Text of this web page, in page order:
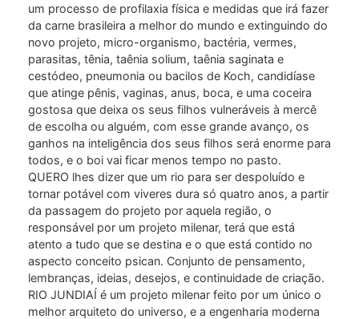
um processo de profilaxia física e medidas que irá fazer
da carne brasileira a melhor do mundo e extinguindo do
novo projeto, micro-organismo, bactéria, vermes,
parasitas, tênia, taênia solium, taênia saginata e
cestódeo, pneumonia ou bacilos de Koch, candidíase
que atinge pênis, vaginas, anus, boca, e uma coceira
gostosa que deixa os seus filhos vulneráveis à mercê
de escolha ou alguém, com esse grande avanço, os
ganhos na inteligência dos seus filhos será enorme para
todos, e o boi vai ficar menos tempo no pasto.
QUERO lhes dizer que um rio para ser despoluído e
tornar potável com viveres dura só quatro anos, a partir
da passagem do projeto por aquela região, o
responsável por um projeto milenar, terá que está
atento a tudo que se destina e o que está contido no
aspecto conceito psican. Conjunto de pensamento,
lembranças, ideias, desejos, e continuidade de criação.
RIO JUNDIAÍ é um projeto milenar feito por um único o
melhor arquiteto do universo, e a engenharia moderna